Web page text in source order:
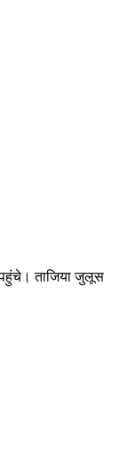
पहुंचे। ताजिया जुलूस